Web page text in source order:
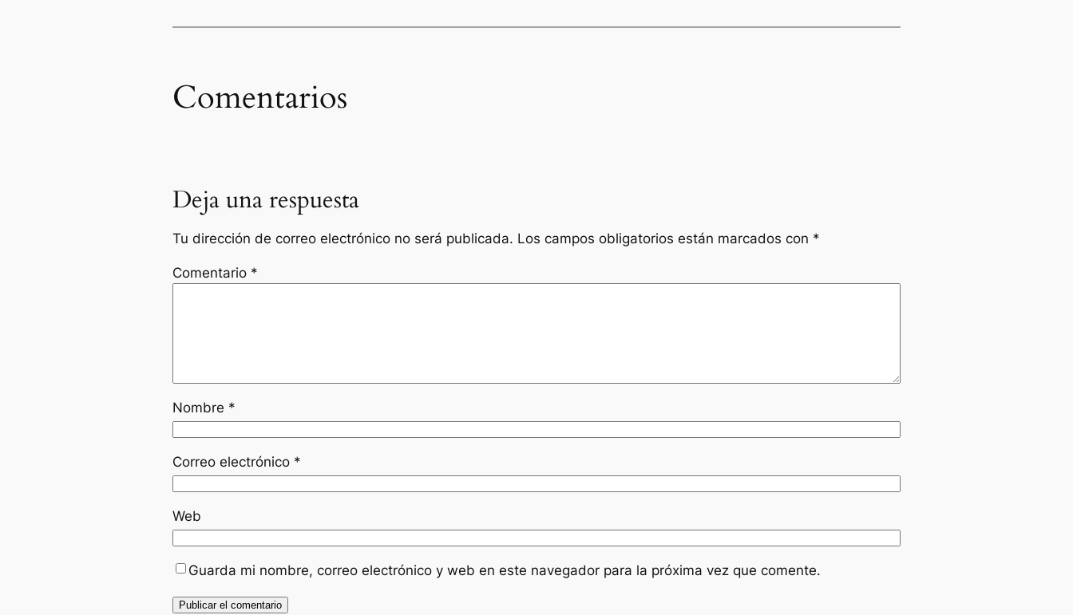
Comentarios
Deja una respuesta
Tu dirección de correo electrónico no será publicada. Los campos obligatorios están marcados con *
Comentario *
Nombre *
Correo electrónico *
Web
Guarda mi nombre, correo electrónico y web en este navegador para la próxima vez que comente.